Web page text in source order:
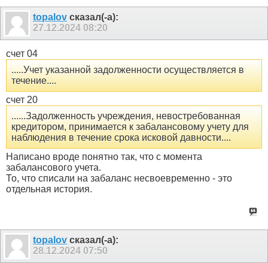
topalov сказал(-а):
27.12.2024 08:20
счет 04
.....Учет указанной задолженности осуществляется в
течение....
счет 20
......Задолженность учреждения, невостребованная
кредитором, принимается к забалансовому учету для
наблюдения в течение срока исковой давности....
Написано вроде понятно так, что с момента
забалансового учета.
То, что списали на забаланс несвоевременно - это
отдельная история.
topalov сказал(-а):
28.12.2024 07:50